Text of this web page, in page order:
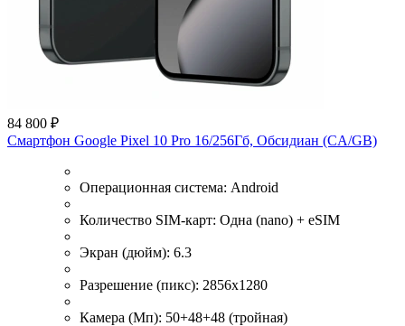
84 800 ₽
Смартфон Google Pixel 10 Pro 16/256Гб, Обсидиан (CA/GB)
Операционная система: Android
Количество SIM-карт: Одна (nano) + eSIM
Экран (дюйм): 6.3
Разрешение (пикс): 2856x1280
Камера (Мп): 50+48+48 (тройная)